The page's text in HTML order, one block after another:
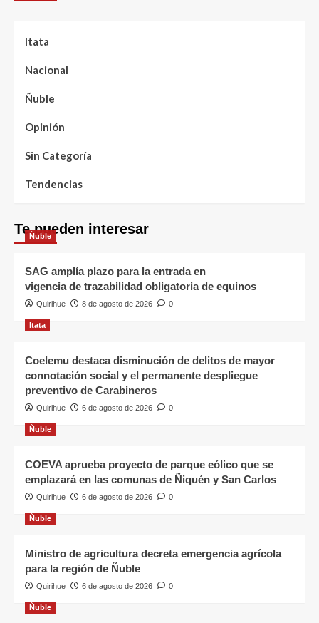
Itata
Nacional
Ñuble
Opinión
Sin Categoría
Tendencias
Te pueden interesar
Ñuble
SAG amplía plazo para la entrada en
vigencia de trazabilidad obligatoria de equinos
Quirihue 8 de agosto de 2026 0
Itata
Coelemu destaca disminución de delitos de mayor
connotación social y el permanente despliegue
preventivo de Carabineros
Quirihue 6 de agosto de 2026 0
Ñuble
COEVA aprueba proyecto de parque eólico que se
emplazará en las comunas de Ñiquén y San Carlos
Quirihue 6 de agosto de 2026 0
Ñuble
Ministro de agricultura decreta emergencia agrícola
para la región de Ñuble
Quirihue 6 de agosto de 2026 0
Ñuble